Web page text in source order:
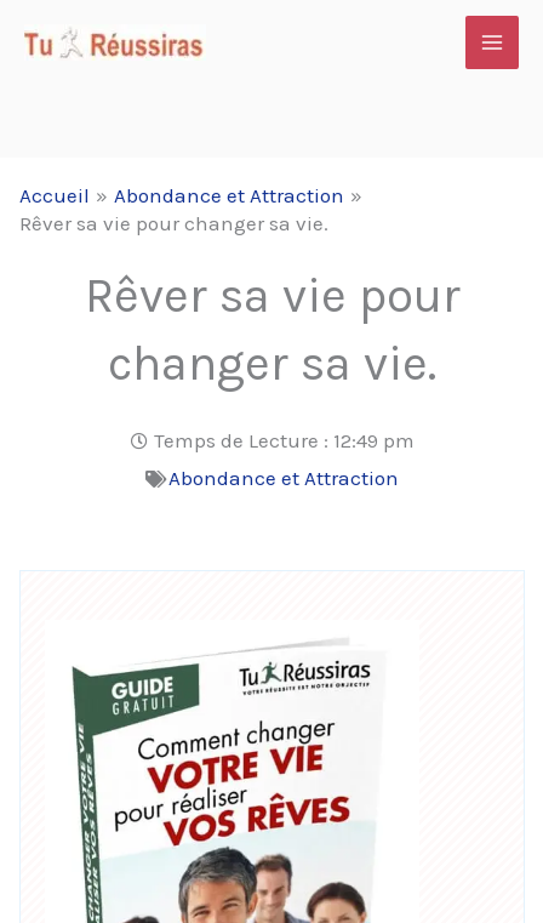
Accueil
Abondance et Attraction
Rêver sa vie pour changer sa vie.
Rêver sa vie pour
changer sa vie.
Temps de Lecture : 12:49 pm
Abondance et Attraction